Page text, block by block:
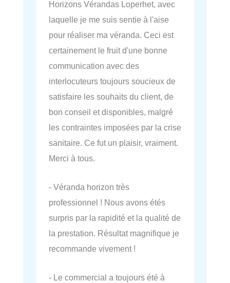
Horizons Vérandas Loperhet, avec
laquelle je me suis sentie à l'aise
pour réaliser ma véranda. Ceci est
certainement le fruit d'une bonne
communication avec des
interlocuteurs toujours soucieux de
satisfaire les souhaits du client, de
bon conseil et disponibles, malgré
les contraintes imposées par la crise
sanitaire. Ce fut un plaisir, vraiment.
Merci à tous.
- Véranda horizon très
professionnel ! Nous avons étés
surpris par la rapidité et la qualité de
la prestation. Résultat magnifique je
recommande vivement !
- Le commercial a toujours été à